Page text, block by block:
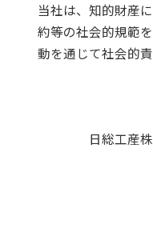
当社は、知的財産
約等の社会的規範
動を通じて社会的
日総工産